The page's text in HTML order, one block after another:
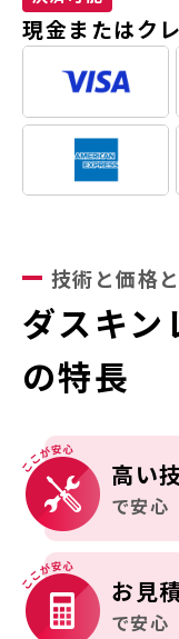
現金またはク
技術と価格
ダスキン
の特長
高い
で安心
お見
で安心